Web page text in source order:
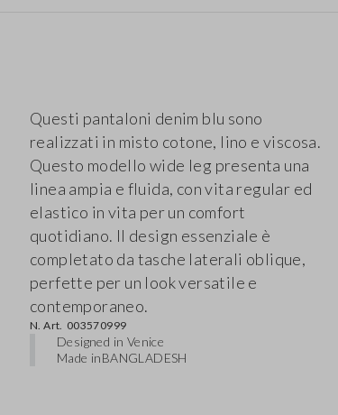
Questi pantaloni denim blu sono
realizzati in misto cotone, lino e viscosa.
Questo modello wide leg presenta una
linea ampia e fluida, con vita regular ed
elastico in vita per un comfort
quotidiano. Il design essenziale è
completato da tasche laterali oblique,
perfette per un look versatile e
contemporaneo.
N. Art. 003570999
Designed in Venice
Made inBANGLADESH